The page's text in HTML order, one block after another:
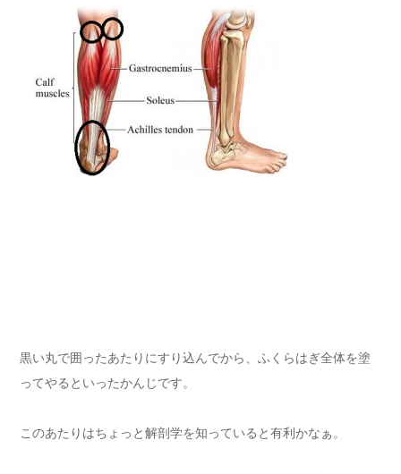
黒い丸で囲ったあたりにすり込んでから、ふくらはぎ全体を塗
ってやるといったかんじです。
このあたりはちょっと解剖学を知っていると有利かなぁ。